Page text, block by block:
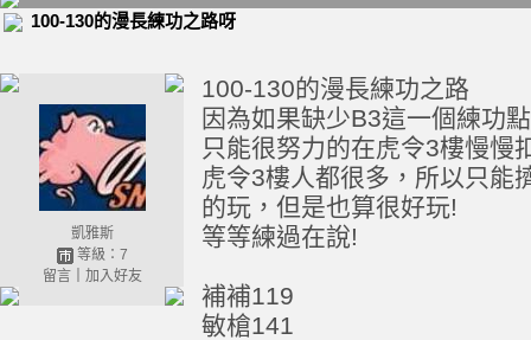
100-130的漫長練功之路呀
凱雅斯
等級：7
留言｜ 加入好友
100-130的漫長練功之路
因為如果缺少B3這一個練功
只能很努力的在虎令3樓慢慢
虎令3樓人都很多，所以只能
的玩，但是也算很好玩!
等等練過在說!
補補119
敏槍141